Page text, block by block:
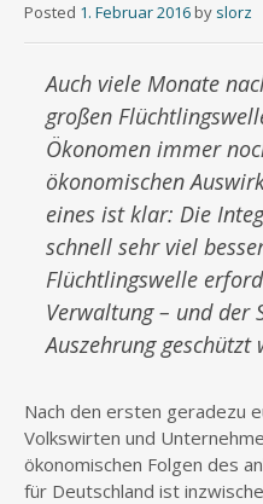
Posted 1. Februar 2016 by slorz
Auch viele Monate
großen
Ökonomen immer
ökonomischen
eines ist klar: Die
schnell sehr viel
Flüchtlingswelle
Verwaltung – und der
Auszehrung geschützt
Nach den ersten geradezu
Volkswirten und
ökonomischen Folgen des
für Deutschland ist